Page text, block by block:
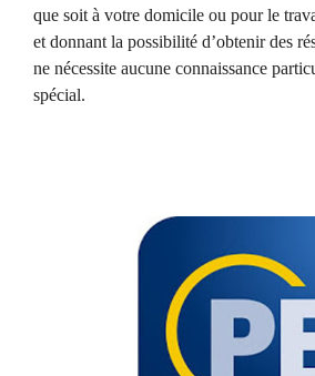
que soit à votre domicile ou pour le
et donnant la possibilité d’obtenir des
ne nécessite aucune connaissance
spécial.